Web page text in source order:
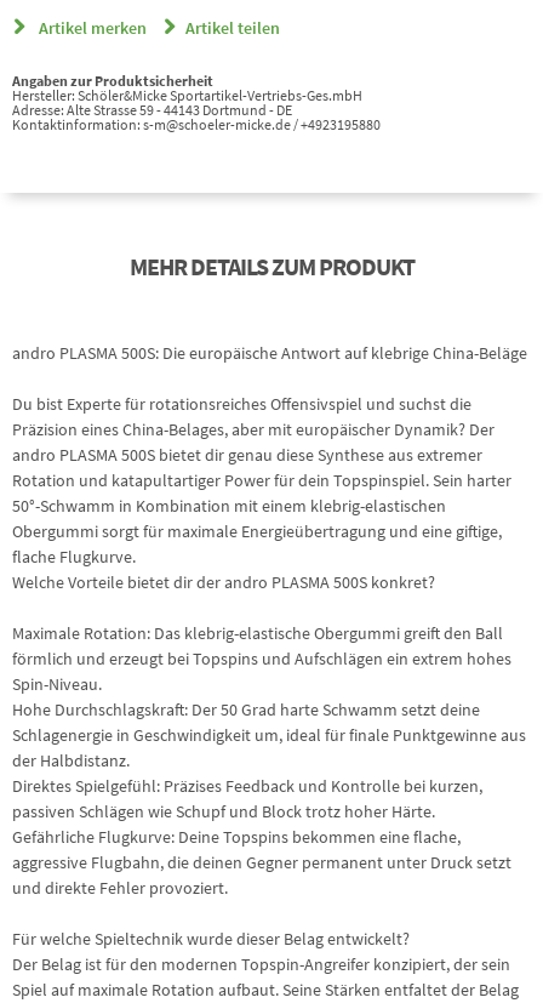
Artikel merken Artikel teilen
Angaben zur Produktsicherheit
Hersteller: Schöler&Micke Sportartikel-Vertriebs-Ges.mbH
Adresse: Alte Strasse 59 - 44143 Dortmund - DE
Kontaktinformation: s-m@schoeler-micke.de / +4923195880
MEHR DETAILS ZUM PRODUKT
andro PLASMA 500S: Die europäische Antwort auf klebrige China-Beläge
Du bist Experte für rotationsreiches Offensivspiel und suchst die
Präzision eines China-Belages, aber mit europäischer Dynamik? Der
andro PLASMA 500S bietet dir genau diese Synthese aus extremer
Rotation und katapultartiger Power für dein Topspinspiel. Sein harter
50°-Schwamm in Kombination mit einem klebrig-elastischen
Obergummi sorgt für maximale Energieübertragung und eine giftige,
flache Flugkurve.
Welche Vorteile bietet dir der andro PLASMA 500S konkret?
Maximale Rotation: Das klebrig-elastische Obergummi greift den Ball
förmlich und erzeugt bei Topspins und Aufschlägen ein extrem hohes
Spin-Niveau.
Hohe Durchschlagskraft: Der 50 Grad harte Schwamm setzt deine
Schlagenergie in Geschwindigkeit um, ideal für finale Punktgewinne aus
der Halbdistanz.
Direktes Spielgefühl: Präzises Feedback und Kontrolle bei kurzen,
passiven Schlägen wie Schupf und Block trotz hoher Härte.
Gefährliche Flugkurve: Deine Topspins bekommen eine flache,
aggressive Flugbahn, die deinen Gegner permanent unter Druck setzt
und direkte Fehler provoziert.
Für welche Spieltechnik wurde dieser Belag entwickelt?
Der Belag ist für den modernen Topspin-Angreifer konzipiert, der sein
Spiel auf maximale Rotation aufbaut. Seine Stärken entfaltet der Belag